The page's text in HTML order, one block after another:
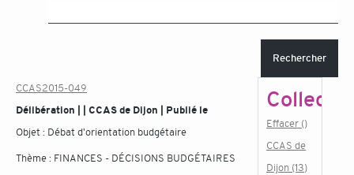
Rechercher
CCAS2015-049
Délibération | | CCAS de Dijon | Publié le
Objet : Débat d'orientation budgétaire
Thème : FINANCES - DÉCISIONS BUDGÉTAIRES
Effacer ()
CCAS de
Dijon (13)